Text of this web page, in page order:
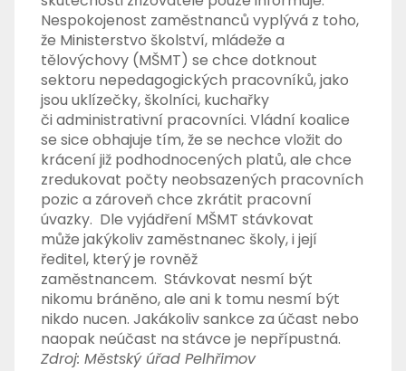
Nespokojenost zaměstnanců vyplývá z toho,
že Ministerstvo školství, mládeže a
tělovýchovy (MŠMT) se chce dotknout
sektoru nepedagogických pracovníků, jako
jsou uklízečky, školníci, kuchařky
či administrativní pracovníci. Vládní koalice
se sice obhajuje tím, že se nechce vložit do
krácení již podhodnocených platů, ale chce
zredukovat počty neobsazených pracovních
pozic a zároveň chce zkrátit pracovní
úvazky. Dle vyjádření MŠMT stávkovat
může jakýkoliv zaměstnanec školy, i její
ředitel, který je rovněž
zaměstnancem.Stávkovat nesmí být
nikomu bráněno,ale ani k tomu nesmí být
nikdo nucen. Jakákolivsankce za účast nebo
naopak neúčast na stávce je nepřípustná.
Zdroj: Městský úřad Pelhřimov